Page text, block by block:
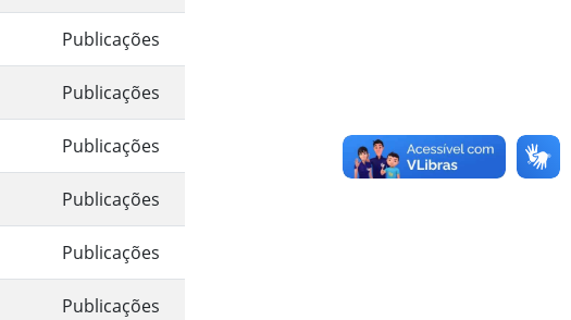
Publicações
Publicações
Publicações
Publicações
Publicações
Publicações